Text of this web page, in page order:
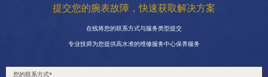
提交您的腕表故障，快速获取解决方案
在线将您的联系方式与服务类型提交
专业技师为您提供高水准的维修服务中心保养服务